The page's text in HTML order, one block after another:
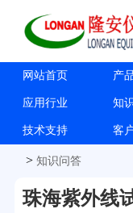
网站首页 产
应用行业 知
技术支持 客
> 知识问答
珠海紫外线